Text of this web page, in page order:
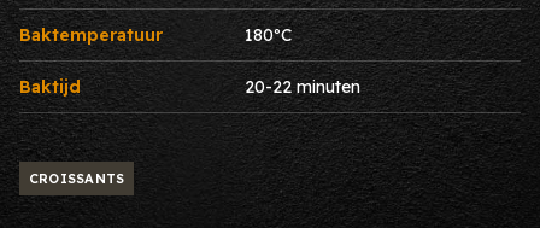
Baktemperatuur 180ºC
Baktijd 20-22 minuten
CROISSANTS